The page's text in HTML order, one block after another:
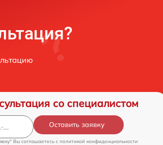
со специалистом
Оставить заявку
Вы соглашаетесь c политикой конфиденциальности